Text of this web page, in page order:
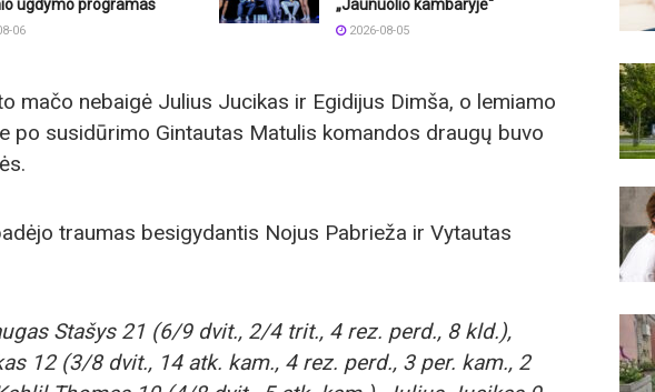
ugdymo programas
06
„Jaunuolio kambaryje“
2026-08-05
mačo nebaigė Julius Jucikas ir Egidijus Dimša, o lemiamo
po susidūrimo Gintautas Matulis komandos draugų buvo
traumas besigydantis Nojus Pabrieža ir Vytautas
Stašys 21 (6/9 dvit., 2/4 trit., 4 rez. perd., 8 kld.),
12 (3/8 dvit., 14 atk. kam., 4 rez. perd., 3 per. kam., 2